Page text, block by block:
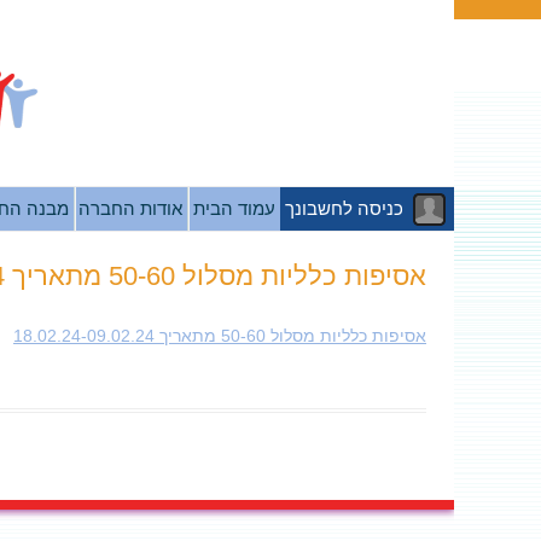
כניסה לחשבונך עמוד הבית אודות החברה מבנה
אסיפות כלליות מסלול 50-60 מתאריך 18.02.24-09.02.24
אסיפות כלליות מסלול 50-60 מתאריך 18.02.24-09.02.24